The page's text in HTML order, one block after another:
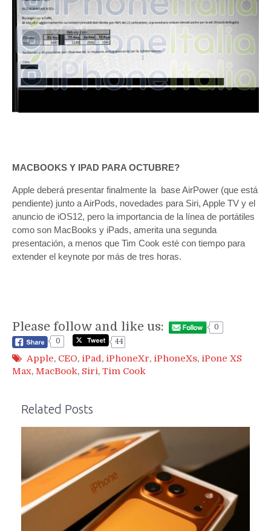
MACBOOKS Y IPAD PARA OCTUBRE?
Apple deberá presentar finalmente la base AirPower (que está
pendiente) junto a AirPods, novedades para Siri, Apple TV y el
anuncio de iOS12, pero la importancia de la línea de portátiles
como son MacBooks y iPads, amerita una segunda
presentación, a menos que Tim Cook esté con tiempo para
extender el keynote por más de tres horas.
Please follow and like us:
0
0
44
Apple, CEO, iPad, iPhoneXr, iPhoneXs, iPone XS
Max, MacBook, Siri, Tim Cook
Related Posts